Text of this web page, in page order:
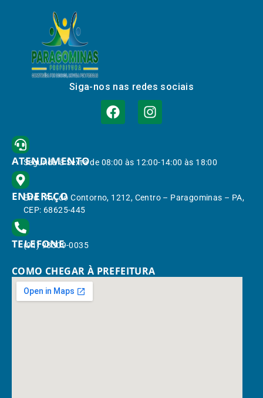
Siga-nos nas redes sociais
ATENDIMENTO
Segunda à Sexta de 08:00 às 12:00-14:00 às 18:00
ENDEREÇO
End.: Av. do Contorno, 1212, Centro – Paragominas – PA,
CEP: 68625-445
TELEFONE
(91) 98309-0035
COMO CHEGAR À PREFEITURA